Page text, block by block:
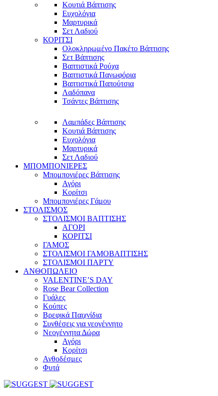
Κουτιά Βάπτισης
Ευχολόγια
Μαρτυρικά
Σετ Λαδιού
ΚΟΡΙΤΣΙ
Ολοκληρωμένο Πακέτο Βάπτισης
Σετ Βάπτισης
Βαπτιστικά Ρούχα
Βαπτιστικά Πανωφόρια
Βαπτιστικά Παπούτσια
Λαδόπανα
Τσάντες Βάπτισης
Λαμπάδες Βάπτισης
Κουτιά Βάπτισης
Ευχολόγια
Μαρτυρικά
Σετ Λαδιού
ΜΠΟΜΠΟΝΙΕΡΕΣ
Μπομπονιέρες Βάπτισης
Αγόρι
Κορίτσι
Μπομπονιέρες Γάμου
ΣΤΟΛΙΣΜΟΣ
ΣΤΟΛΙΣΜΟΙ ΒΑΠΤΙΣΗΣ
ΑΓΟΡΙ
ΚΟΡΙΤΣΙ
ΓΑΜΟΣ
ΣΤΟΛΙΣΜΟΙ ΓΑΜΟΒΑΠΤΙΣΗΣ
ΣΤΟΛΙΣΜΟΙ ΠΑΡΤΥ
ΑΝΘΟΠΩΛΕΙΟ
VALENTINE’S DAY
Rose Bear Collection
Γυάλες
Κούπες
Βρεφικά Παιχνίδια
Συνθέσεις για νεογέννητο
Νεογέννητα Δώρα
Αγόρι
Κορίτσι
Ανθοδέσμες
Φυτά